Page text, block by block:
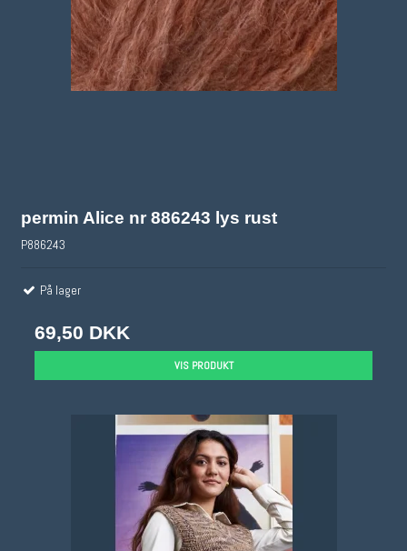
permin Alice nr 886243 lys rust
P886243
På lager
69,50 DKK
VIS PRODUKT